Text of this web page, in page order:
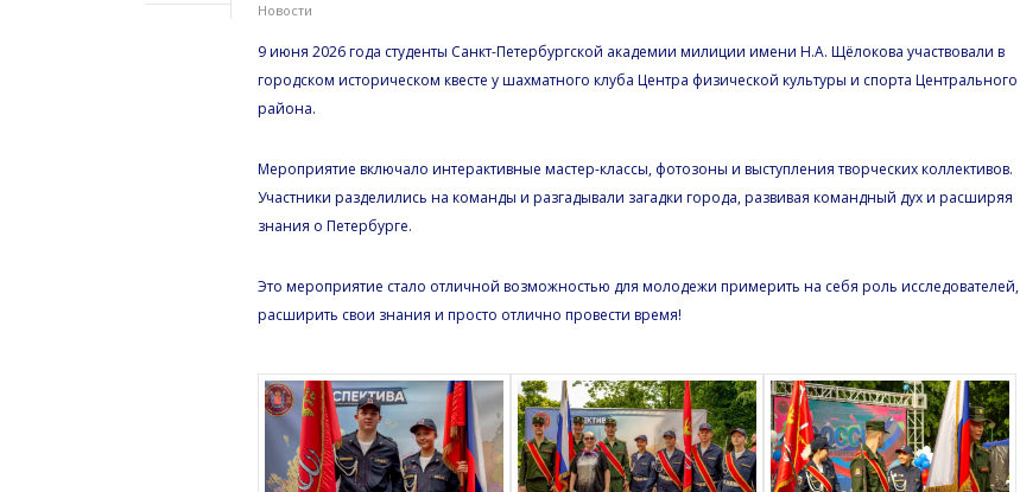
Новости
9 июня 2026 года студенты Санкт-Петербургской академии милиции имени Н.А. Щёлокова участвовали в
городском историческом квесте у шахматного клуба Центра физической культуры и спорта Центрального
района.
Мероприятие включало интерактивные мастер-классы, фотозоны и выступления творческих коллективов.
Участники разделились на команды и разгадывали загадки города, развивая командный дух и расширяя
знания о Петербурге.
Это мероприятие стало отличной возможностью для молодежи примерить на себя роль исследователей,
расширить свои знания и просто отлично провести время!